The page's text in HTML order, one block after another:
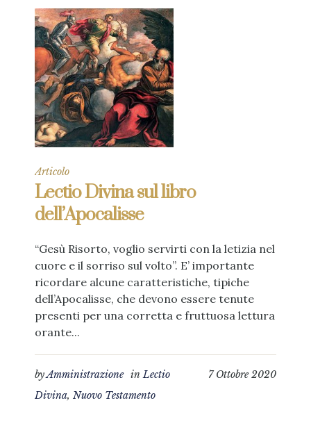
Articolo
Lectio Divina sul libro
dell’Apocalisse
“Gesù Risorto, voglio servirti con la letizia nel
cuore e il sorriso sul volto”. E’ importante
ricordare alcune caratteristiche, tipiche
dell’Apocalisse, che devono essere tenute
presenti per una corretta e fruttuosa lettura
orante...
7 Ottobre 2020
byAmministrazione inLectio
Divina, Nuovo Testamento